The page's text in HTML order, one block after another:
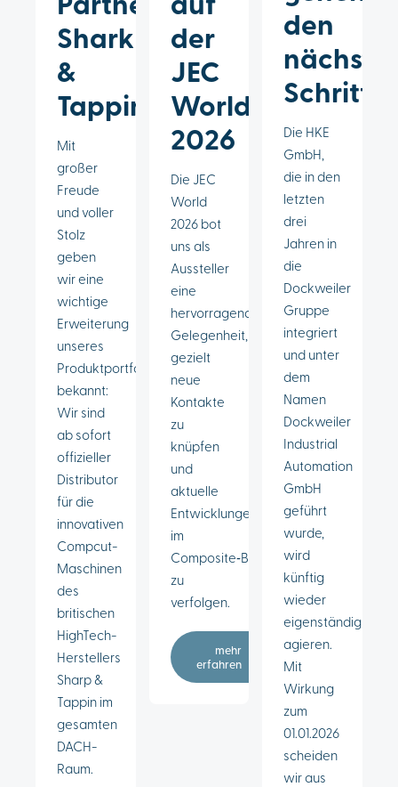
Shark
&
Tappin
Mit
großer
Freude
und voller
Stolz
geben
wir eine
wichtige
Erweiterung
unseres
Produktportfolios
bekannt:
Wir sind
ab sofort
offizieller
Distributor
für die
innovativen
Compcut-
Maschinen
des
britischen
HighTech-
Herstellers
Sharp &
Tappin im
gesamten
DACH-
Raum.
der
JEC
World
2026
Die JEC
World
2026 bot
uns als
Aussteller
eine
hervorragende
Gelegenheit,
gezielt
neue
Kontakte
zu
knüpfen
und
aktuelle
Entwicklungen
im
Composite‑Bereich
zu
verfolgen.
mehr
erfahren
den
Schritt
Die HKE
GmbH,
die in den
letzten
drei
Jahren in
die
Dockweiler
Gruppe
integriert
und unter
dem
Namen
Dockweiler
Industrial
Automation
GmbH
geführt
wurde,
wird
künftig
wieder
eigenständig
agieren.
Mit
Wirkung
zum
01.01.2026
scheiden
wir aus